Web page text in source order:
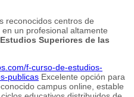
reconocidos centros de
un profesional altamente
Superiores de las
f-curso-de-estudios-
publicas Excelente opción para
campus online, estable